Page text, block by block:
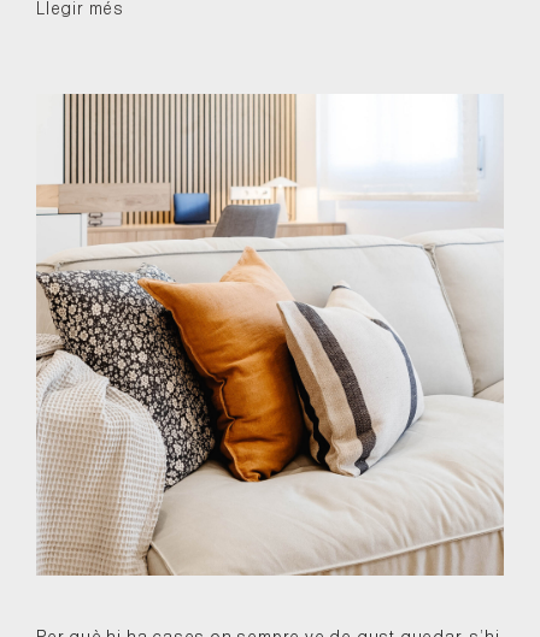
Llegir més